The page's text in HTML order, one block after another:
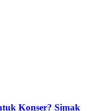
Konser? Simak